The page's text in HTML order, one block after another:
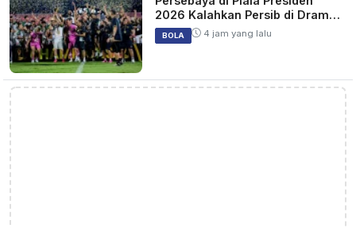
2026 Kalahkan Persib di Drama
Adu Penalti
BOLA 4 jam yang lalu